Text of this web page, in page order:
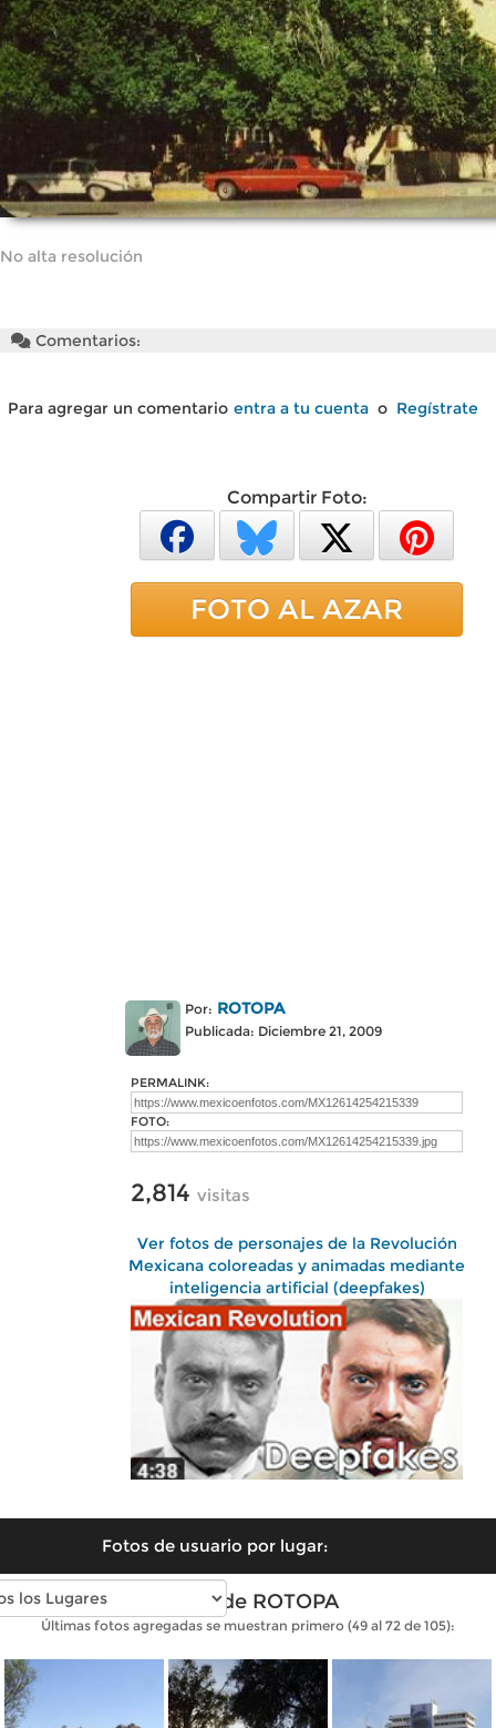
No alta resolución
Comentarios:
Para agregar un comentario entra a tu cuenta o Regístrate
Compartir Foto:
FOTO AL AZAR
Por: ROTOPA
Publicada: Diciembre 21, 2009
PERMALINK:
FOTO:
2,814 visitas
Ver fotos de personajes de la Revolución
Mexicana coloreadas y animadas mediante
inteligencia artificial (deepfakes)
Fotos de usuario por lugar:
Fotos de ROTOPA
Últimas fotos agregadas se muestran primero (49 al 72 de 105):